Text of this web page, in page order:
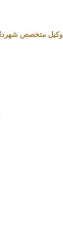
وکیل متخصص شهرداری و وکیل